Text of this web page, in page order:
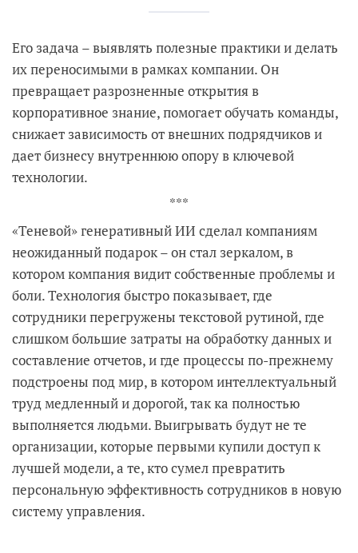
Его задача – выявлять полезные практики и делать
их переносимыми в рамках компании. Он
превращает разрозненные открытия в
корпоративное знание, помогает обучать команды,
снижает зависимость от внешних подрядчиков и
дает бизнесу внутреннюю опору в ключевой
технологии.
***
«Теневой» генеративный ИИ сделал компаниям
неожиданный подарок – он стал зеркалом, в
котором компания видит собственные проблемы и
боли. Технология быстро показывает, где
сотрудники перегружены текстовой рутиной, где
слишком большие затраты на обработку данных и
составление отчетов, и где процессы по-прежнему
подстроены под мир, в котором интеллектуальный
труд медленный и дорогой, так ка полностью
выполняется людьми. Выигрывать будут не те
организации, которые первыми купили доступ к
лучшей модели, а те, кто сумел превратить
персональную эффективность сотрудников в новую
систему управления.